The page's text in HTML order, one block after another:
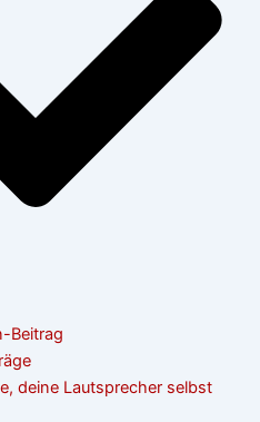
Beitrag
deine Lautsprecher selbst